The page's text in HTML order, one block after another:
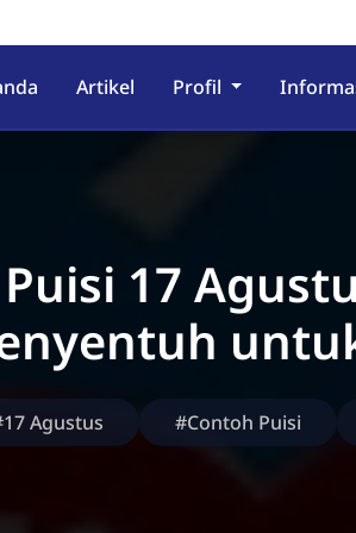
Banyumas
Artikel Profil
17
Agustus #Contoh Puisi